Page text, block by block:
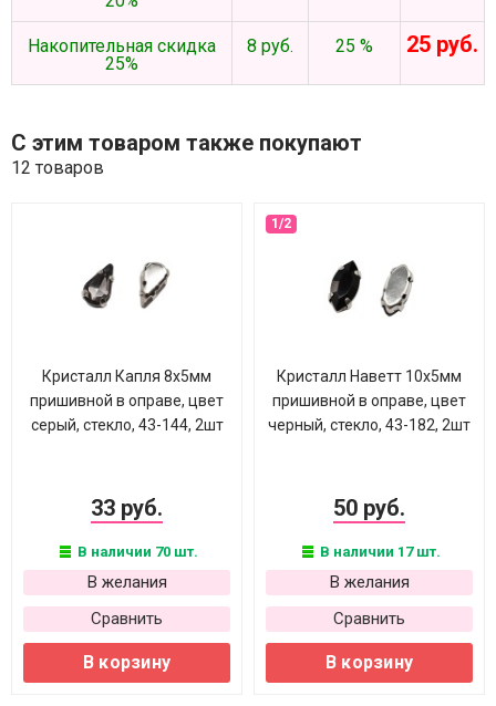
Накопительная скидка
25%
8 руб. 25 % 25 руб.
С этим товаром также покупают
12 товаров
Кристалл Капля 8х5мм
пришивной в оправе, цвет
серый, стекло, 43-144, 2шт
33 руб.
В наличии 70 шт.
В желания
Сравнить
В корзину
Кристалл Наветт 10х5мм
пришивной в оправе, цвет
черный, стекло, 43-182, 2шт
50 руб.
В наличии 17 шт.
В желания
Сравнить
В корзину